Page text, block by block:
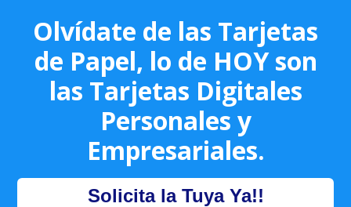
Olvídate de las Tarjetas
de Papel, lo de HOY son
las Tarjetas Digitales
Personales y
Empresariales.
Solicita la Tuya Ya!!